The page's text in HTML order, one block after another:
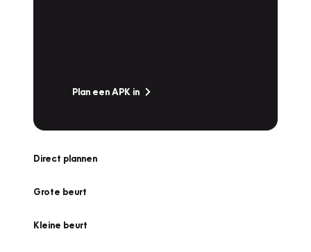
Plan een APK in
Direct plannen
Grote beurt
Kleine beurt